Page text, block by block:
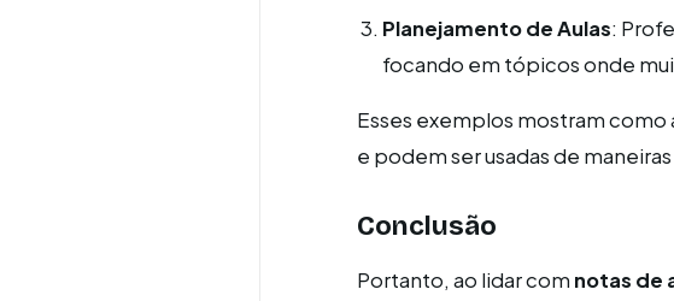
Planejamento de Aulas:
focando em tópicos onde
Esses exemplos mostram como
e podem ser usadas de
Conclusão
Portanto, ao lidar com notas de